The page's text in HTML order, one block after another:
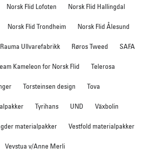
Norsk Flid Lofoten Norsk Flid Hallingdal
Norsk Flid Trondheim Norsk Flid Ålesund
Rauma Ullvarefabrikk Røros Tweed SAFA
Kameleon for Norsk Flid Telerosa
Torsteinsen design Tova
Tyrihans UND Växbolin
materialpakker Vestfold materialpakker
Vevstua v/Anne Merli